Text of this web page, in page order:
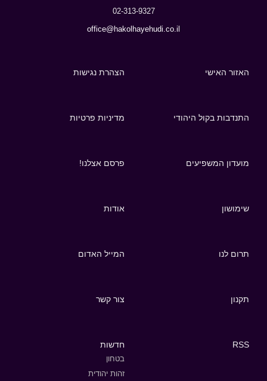
02-313-9327
office@hakolhayehudi.co.il
האזור האישי הצהרת נגישות
התנדבות בקול היהודי מדיניות פרטיות
מועדון המשפיעים פרסם אצלנו!
שימושון אודות
תרום לנו המייל האדום
תקנון צור קשר
RSS חדשות
בטחון
זהות יהודית